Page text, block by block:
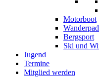
Motorboot
Bergsport
Ski und
Jugend
Termine
Mitglied werden